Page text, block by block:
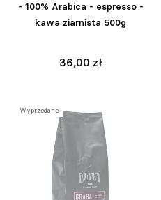
- 100% Arabica - espresso -
kawa ziarnista 500g
36,00 zł
Wyprzedane